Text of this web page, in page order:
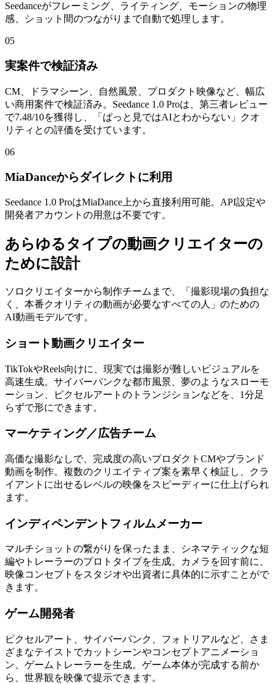
Seedanceがフレーミング、ライティング、モーションの物理
感、ショット間のつながりまで自動で処理します。
05
実案件で検証済み
CM、ドラマシーン、自然風景、プロダクト映像など、幅広
い商用案件で検証済み。Seedance 1.0 Proは、第三者レビュー
で7.48/10を獲得し、「ぱっと見ではAIとわからない」クオ
リティとの評価を受けています。
06
MiaDanceからダイレクトに利用
Seedance 1.0 ProはMiaDance上から直接利用可能。API設定や
開発者アカウントの用意は不要です。
あらゆるタイプの動画クリエイターの
ために設計
ソロクリエイターから制作チームまで、「撮影現場の負担な
く、本番クオリティの動画が必要なすべての人」のための
AI動画モデルです。
ショート動画クリエイター
TikTokやReels向けに、現実では撮影が難しいビジュアルを
高速生成。サイバーパンクな都市風景、夢のようなスローモ
ーション、ピクセルアートのトランジションなどを、1分足
らずで形にできます。
マーケティング／広告チーム
高価な撮影なしで、完成度の高いプロダクトCMやブランド
動画を制作。複数のクリエイティブ案を素早く検証し、クラ
イアントに出せるレベルの映像をスピーディーに仕上げられ
ます。
インディペンデントフィルムメーカー
マルチショットの繋がりを保ったまま、シネマティックな短
編やトレーラーのプロトタイプを生成。カメラを回す前に、
映像コンセプトをスタジオや出資者に具体的に示すことがで
きます。
ゲーム開発者
ピクセルアート、サイバーパンク、フォトリアルなど、さま
ざまなテイストでカットシーンやコンセプトアニメーショ
ン、ゲームトレーラーを生成。ゲーム本体が完成する前か
ら、世界観を映像で提示できます。